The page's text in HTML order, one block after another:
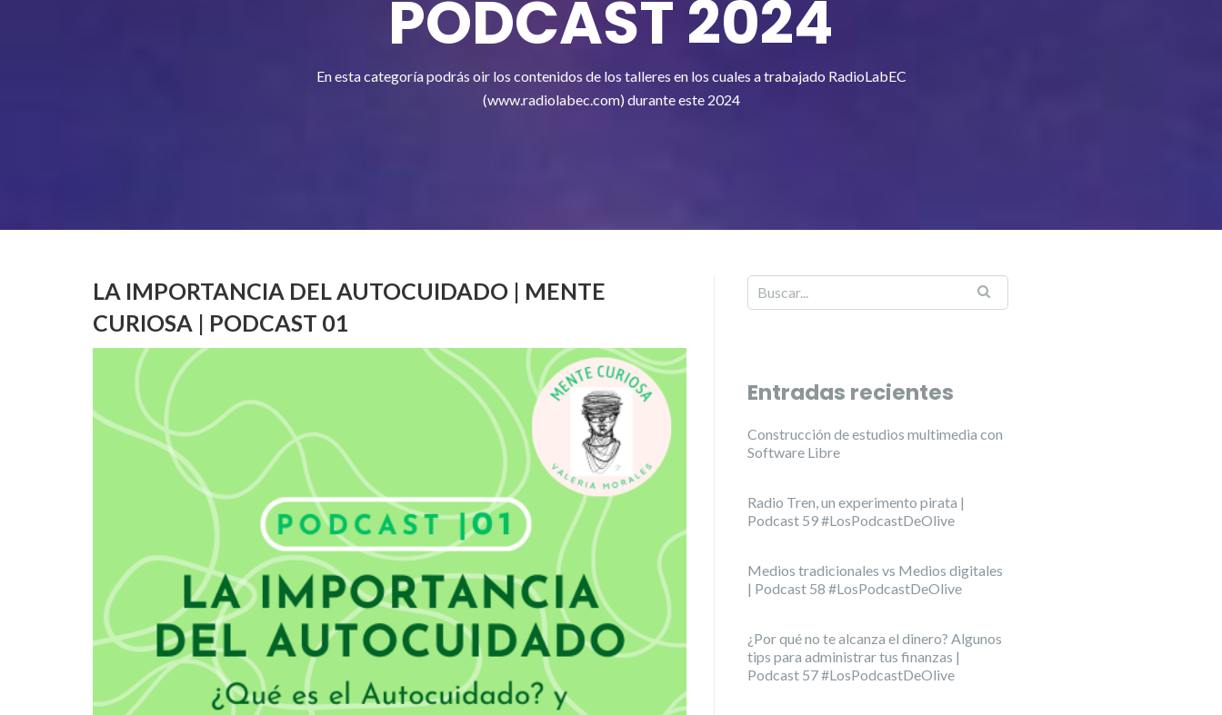
PODCAST 2024
En esta categoría podrás oir los contenidos de los talleres en los cuales a trabajado RadioLabEC
(www.radiolabec.com) durante este 2024
LA IMPORTANCIA DEL AUTOCUIDADO | MENTE
CURIOSA | PODCAST 01
Entradas recientes
Construcción de estudios multimedia con
Software Libre
Radio Tren, un experimento pirata |
Podcast 59 #LosPodcastDeOlive
Medios tradicionales vs Medios digitales
| Podcast 58 #LosPodcastDeOlive
¿Por qué no te alcanza el dinero? Algunos
tips para administrar tus finanzas |
Podcast 57 #LosPodcastDeOlive